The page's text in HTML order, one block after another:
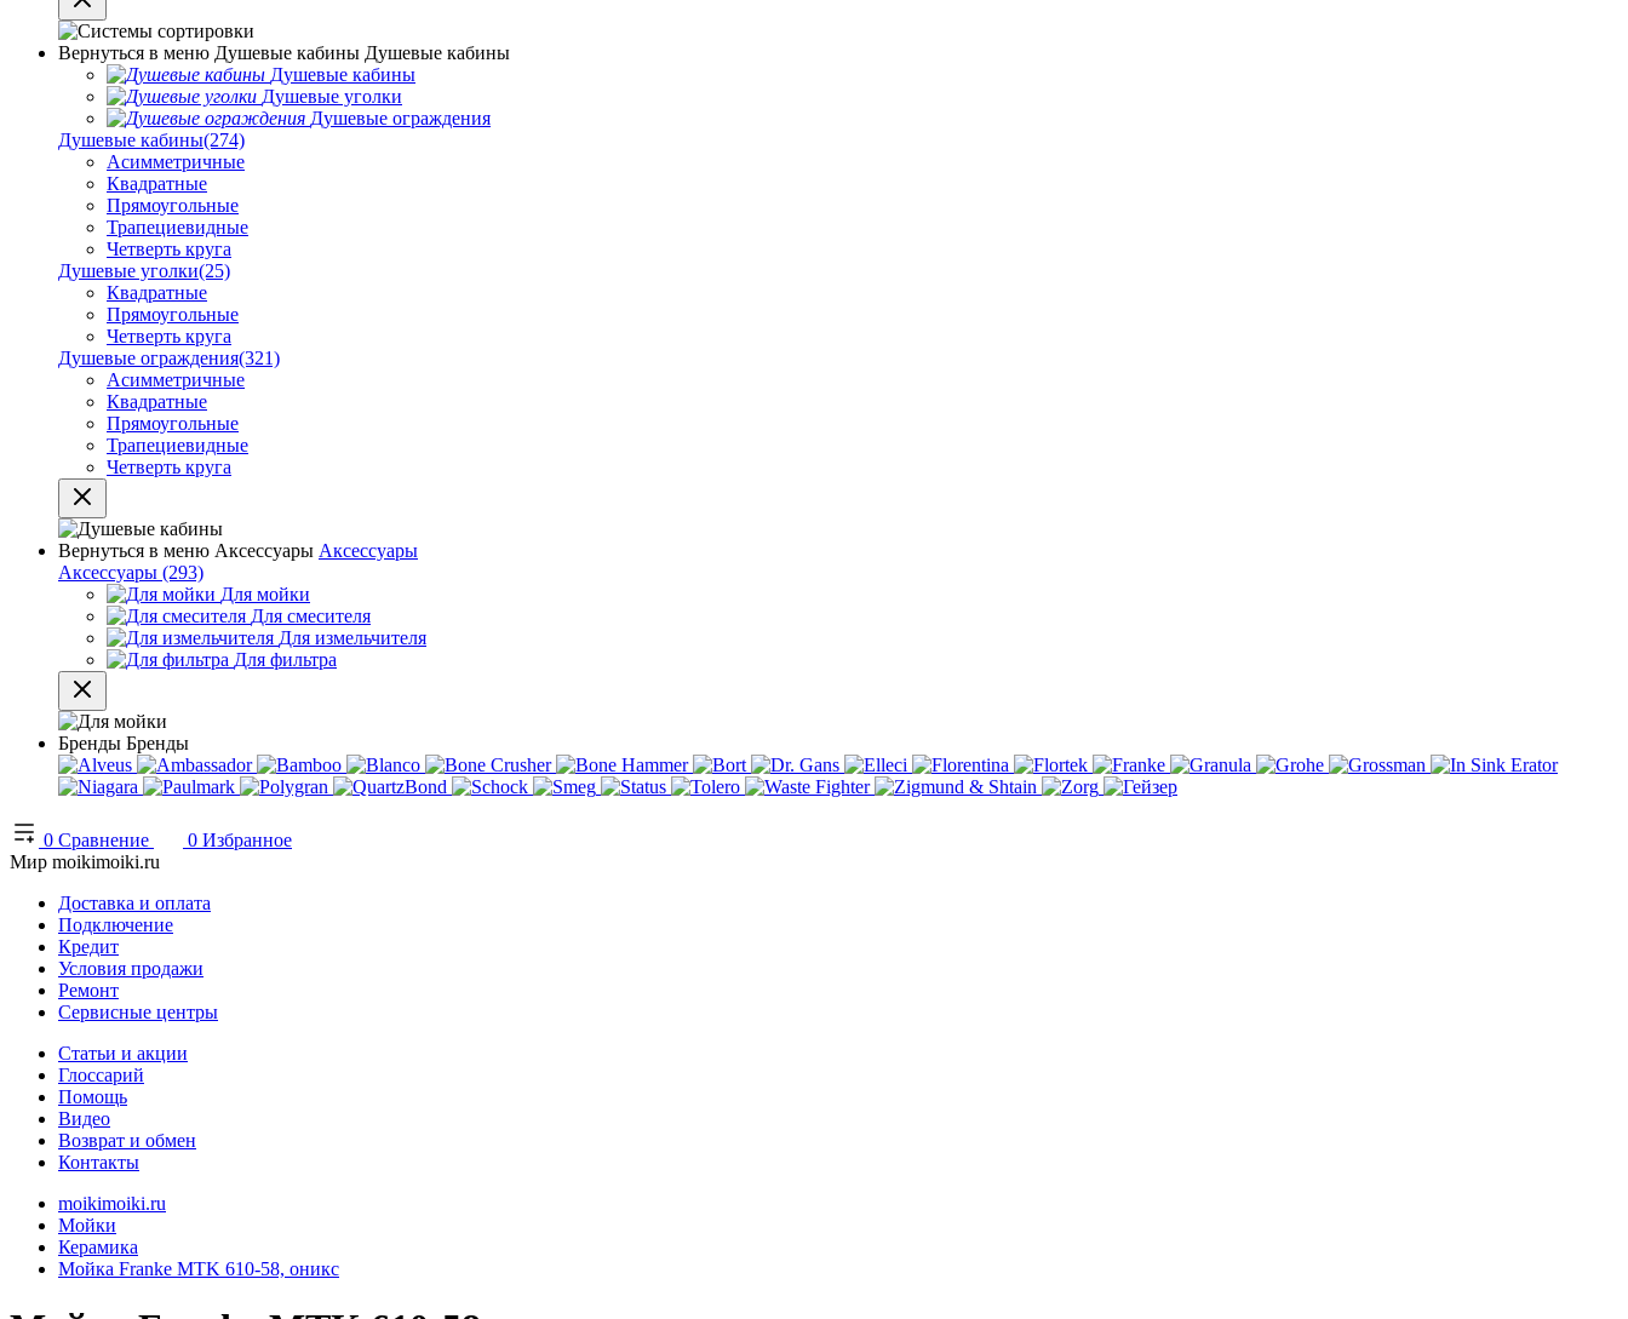
Вернуться в меню Душевые кабины Душевые кабины
Душевые кабины
Душевые уголки
Душевые ограждения
Душевые кабины(274)
Асимметричные
Квадратные
Прямоугольные
Трапециевидные
Четверть круга
Душевые уголки(25)
Квадратные
Прямоугольные
Четверть круга
Душевые ограждения(321)
Асимметричные
Квадратные
Прямоугольные
Трапециевидные
Четверть круга
Вернуться в меню Аксессуары Аксессуары
Аксессуары (293)
Для мойки
Для смесителя
Для измельчителя
Для фильтра
Бренды Бренды
0 Сравнение 0 Избранное
Мир moikimoiki.ru
Доставка и оплата
Подключение
Кредит
Условия продажи
Ремонт
Сервисные центры
Статьи и акции
Глоссарий
Помощь
Видео
Возврат и обмен
Контакты
moikimoiki.ru
Мойки
Керамика
Мойка Franke MTK 610-58, оникс